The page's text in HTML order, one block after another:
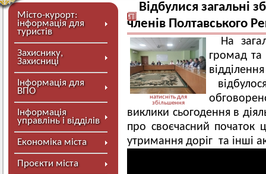
Місто-курорт:
інформація для
туристів
Захиснику,
Захисниці
Інформація для
ВПО
Інформація
управлінь і відділів
Економіка міста
Проєкти міста
Відбулися загальні
членів Полтавського
натисніть для
збільшення
На
громад та
виклики сьогодення в
про своєчасний початок
утримання доріг та інші